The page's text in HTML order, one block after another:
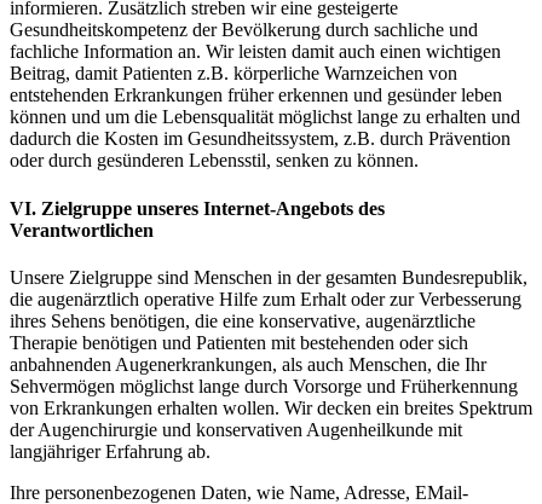
informieren. Zusätzlich streben wir eine gesteigerte
Gesundheitskompetenz der Bevölkerung durch sachliche und
fachliche Information an. Wir leisten damit auch einen wichtigen
Beitrag, damit Patienten z.B. körperliche Warnzeichen von
entstehenden Erkrankungen früher erkennen und gesünder leben
können und um die Lebensqualität möglichst lange zu erhalten und
dadurch die Kosten im Gesundheitssystem, z.B. durch Prävention
oder durch gesünderen Lebensstil, senken zu können.
VI. Zielgruppe unseres Internet-Angebots des
Verantwortlichen
Unsere Zielgruppe sind Menschen in der gesamten Bundesrepublik,
die augenärztlich operative Hilfe zum Erhalt oder zur Verbesserung
ihres Sehens benötigen, die eine konservative, augenärztliche
Therapie benötigen und Patienten mit bestehenden oder sich
anbahnenden Augenerkrankungen, als auch Menschen, die Ihr
Sehvermögen möglichst lange durch Vorsorge und Früherkennung
von Erkrankungen erhalten wollen. Wir decken ein breites Spektrum
der Augenchirurgie und konservativen Augenheilkunde mit
langjähriger Erfahrung ab.
Ihre personenbezogenen Daten, wie Name, Adresse, EMail-